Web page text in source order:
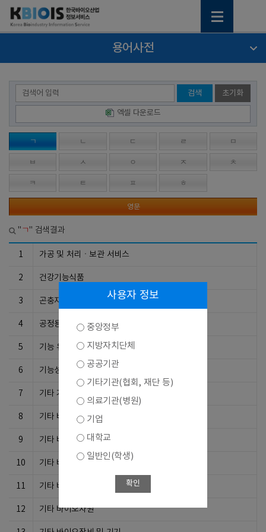
용어사전
검색 초기화
엑셀 다운로드
ㄱ ㄴ ㄷ ㄹ ㅁ
ㅂ ㅅ ㅇ ㅈ ㅊ
ㅋ ㅌ ㅍ ㅎ
영문
"ㄱ" 검색결과
1 가공 및 처리ㆍ보관 서비스
2 건강기능식품
3 곤충자원이용기술
4 공정용 부품
5 기능 유전체학기술
6 기능성 생체재료 개발기술
7 기타 거대분자공학기술
8 기타 바이오서비스
9 기타 바이오식품
10 기타 바이오의료기기
11 기타 바이오의약제품
12 기타 바이오자원
사용자 정보
중앙정부
지방자치단체
공공기관
기타기관(협회, 재단 등)
의료기관(병원)
기업
대학교
일반인(학생)
확인